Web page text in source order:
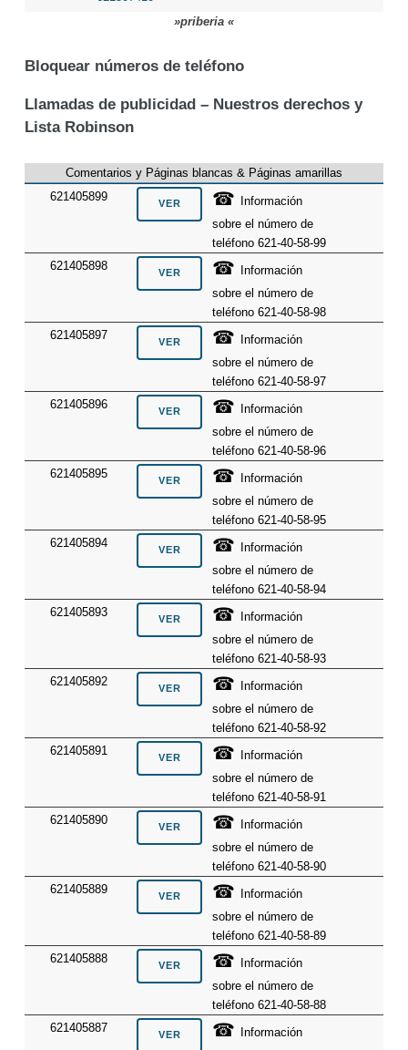
»priberia «
Bloquear números de teléfono
Llamadas de publicidad – Nuestros derechos y
Lista Robinson
Comentarios y Páginas blancas & Páginas amarillas
621405899
☎
Información
sobre el número de
teléfono 621-40-58-99
621405898
☎
Información
sobre el número de
teléfono 621-40-58-98
621405897
☎
Información
sobre el número de
teléfono 621-40-58-97
621405896
☎
Información
sobre el número de
teléfono 621-40-58-96
621405895
☎
Información
sobre el número de
teléfono 621-40-58-95
621405894
☎
Información
sobre el número de
teléfono 621-40-58-94
621405893
☎
Información
sobre el número de
teléfono 621-40-58-93
621405892
☎
Información
sobre el número de
teléfono 621-40-58-92
621405891
☎
Información
sobre el número de
teléfono 621-40-58-91
621405890
☎
Información
sobre el número de
teléfono 621-40-58-90
621405889
☎
Información
sobre el número de
teléfono 621-40-58-89
621405888
☎
Información
sobre el número de
teléfono 621-40-58-88
621405887
☎
Información